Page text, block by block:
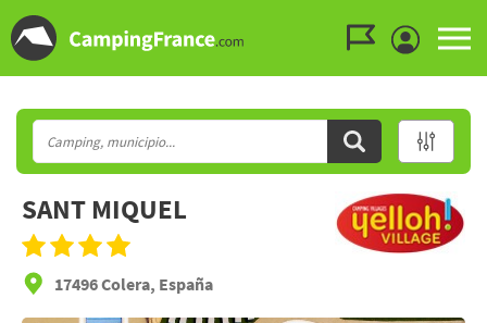
SANT MIQUEL
17496 Colera, España